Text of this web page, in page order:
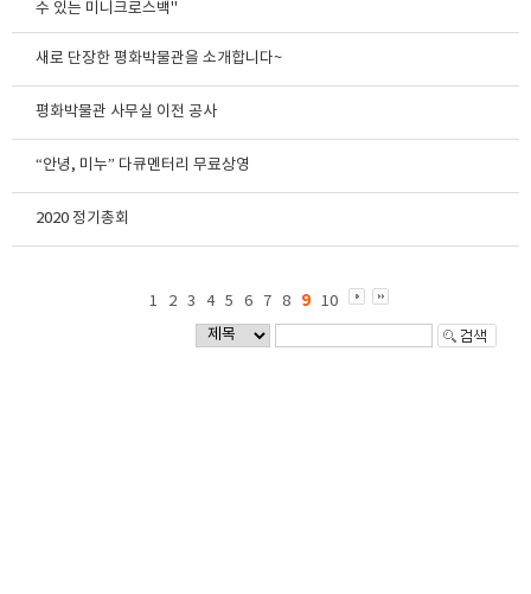
수 있는 미니크로스백"
새로 단장한 평화박물관을 소개합니다~
평화박물관 사무실 이전 공사
“안녕, 미누” 다큐멘터리 무료상영
2020 정기총회
1 2 3 4 5 6 7 8 9 10